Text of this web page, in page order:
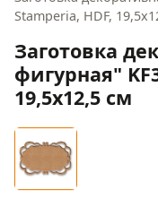
Stamperia, HDF,
Заготовка
фигурная"
19,5x12,5 см